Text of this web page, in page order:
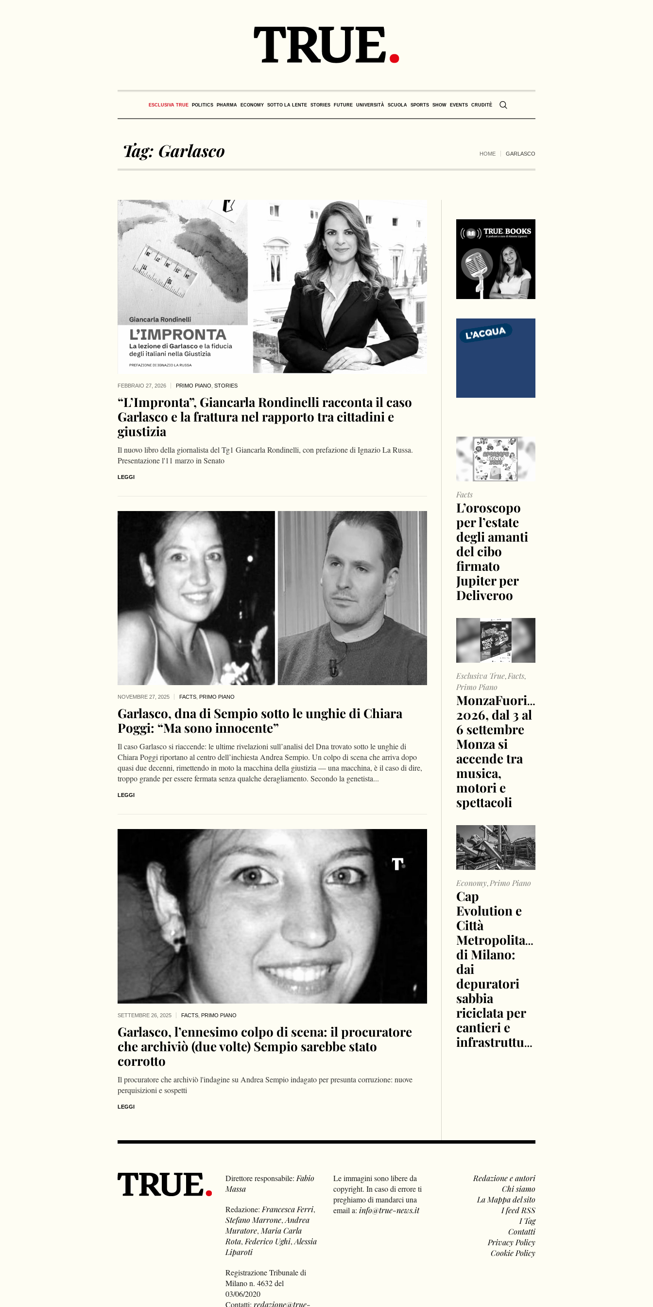
ESCLUSIVA TRUE POLITICS PHARMA ECONOMY SOTTO LA LENTE STORIES FUTURE UNIVERSITÀ SCUOLA SPORTS SHOW EVENTS CRUDITÈ
Tag: Garlasco HOME GARLASCO
FEBBRAIO 27, 2026 PRIMO PIANO STORIES
“L’Impronta”, Giancarla Rondinelli racconta il caso
Garlasco e la frattura nel rapporto tra cittadini e
giustizia
Il nuovo libro della giornalista del Tg1 Giancarla Rondinelli, con prefazione di Ignazio La Russa.
Presentazione l'11 marzo in Senato
LEGGI
NOVEMBRE 27, 2025 FACTS, PRIMO PIANO
Garlasco, dna di Sempio sotto le unghie di Chiara
Poggi: “Ma sono innocente”
Il caso Garlasco si riaccende: le ultime rivelazioni sull’analisi del Dna trovato sotto le unghie di
Chiara Poggi riportano al centro dell’inchiesta Andrea Sempio. Un colpo di scena che arriva dopo
quasi due decenni, rimettendo in moto la macchina della giustizia — una macchina, è il caso di dire,
troppo grande per essere fermata senza qualche deragliamento. Secondo la genetista...
LEGGI
SETTEMBRE 26, 2025 FACTS PRIMO PIANO
Garlasco, l’ennesimo colpo di scena: il procuratore
che archiviò (due volte) Sempio sarebbe stato
corrotto
Il procuratore che archiviò l'indagine su Andrea Sempio indagato per presunta corruzione: nuove
perquisizioni e sospetti
LEGGI
L’oroscopo
per l’estate
degli amanti
del cibo
firmato
Jupiter per
Deliveroo
Facts
MonzaFuoriGP
2026, dal 3 al
6 settembre
Monza si
accende tra
musica,
motori e
spettacoli
Esclusiva True, Facts,
Primo Piano
Cap
Evolution e
Città
Metropolitana
di Milano:
dai
depuratori
sabbia
riciclata per
cantieri e
infrastrutture
Economy, Primo Piano
Direttore responsabile: Fabio
Massa
Redazione: Francesca Ferri,
Stefano Marrone,Andrea
Muratore, Maria Carla
Rota, Federico Ughi,Alessia
Liparoti
Registrazione Tribunale di
Milano n. 4632 del
03/06/2020
Contatti:redazione@true-
Le immagini sono libere da
copyright. In caso di errore ti
preghiamo di mandarci una
email a: info@true-news.it
Redazione e autori
Chi siamo
La Mappa del sito
I feed RSS
I Tag
Contatti
Privacy Policy
Cookie Policy